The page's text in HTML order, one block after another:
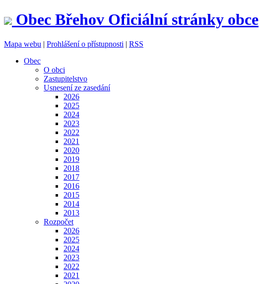
Obec Břehov Oficiální stránky obce
Mapa webu | Prohlášení o přístupnosti | RSS
Obec
O obci
Zastupitelstvo
Usnesení ze zasedání
2026
2025
2024
2023
2022
2021
2020
2019
2018
2017
2016
2015
2014
2013
Rozpočet
2026
2025
2024
2023
2022
2021